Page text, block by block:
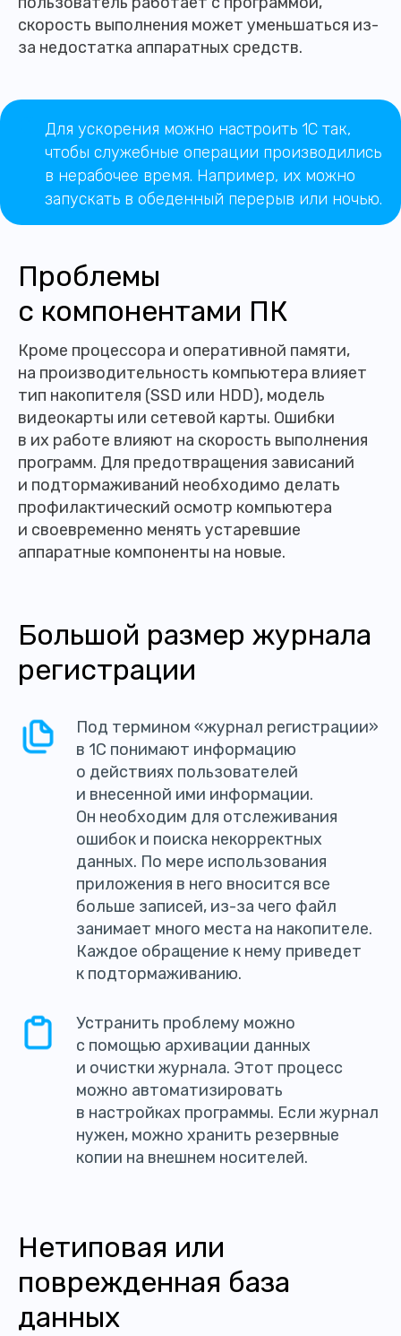
скорость выполнения может уменьшаться из-
за недостатка аппаратных средств.
Для ускорения можно настроить 1С так,
чтобы служебные операции производились
в нерабочее время. Например, их можно
запускать в обеденный перерыв или ночью.
Проблемы
с компонентами ПК
Кроме процессора и оперативной памяти,
на производительность компьютера влияет
тип накопителя (SSD или HDD), модель
видеокарты или сетевой карты. Ошибки
в их работе влияют на скорость выполнения
программ. Для предотвращения зависаний
и подтормаживаний необходимо делать
профилактический осмотр компьютера
и своевременно менять устаревшие
аппаратные компоненты на новые.
Большой размер журнала
регистрации
Под термином «журнал регистрации»
в 1С понимают информацию
о действиях пользователей
и внесенной ими информации.
Он необходим для отслеживания
ошибок и поиска некорректных
данных. По мере использования
приложения в него вносится все
больше записей, из-за чего файл
занимает много места на накопителе.
Каждое обращение к нему приведет
к подтормаживанию.
Устранить проблему можно
с помощью архивации данных
и очистки журнала. Этот процесс
можно автоматизировать
в настройках программы. Если журнал
нужен, можно хранить резервные
копии на внешнем носителей.
Нетиповая или
поврежденная база
данных